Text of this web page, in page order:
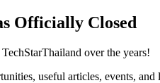
Officially Closed
over the years!
useful articles, events,